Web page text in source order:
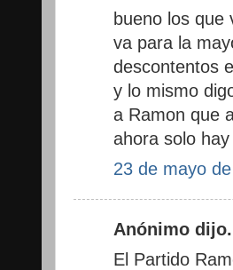
bueno los que
va para la
descontentos
y lo mismo
a Ramon que
ahora solo
23 de mayo
Anónimo
El Partido